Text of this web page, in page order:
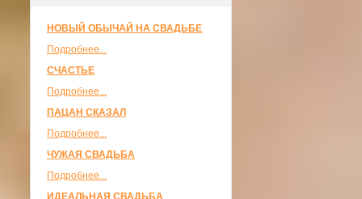
НОВЫЙ ОБЫЧАЙ НА СВАДЬБЕ
Подробнее...
СЧАСТЬЕ
Подробнее...
ПАЦАН СКАЗАЛ
Подробнее...
ЧУЖАЯ СВАДЬБА
Подробнее...
ИДЕАЛЬНАЯ СВАДЬБА